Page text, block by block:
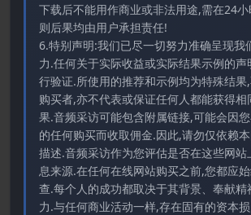
下载后不能用作商业或非法用途,需在24
则后果均由用户承担责任!
6.特别声明:我们已尽一切努力准确呈现我
力.任何关于实际收益或实际结果示例的
行验证.所使用的推荐和示例均为特殊结果
购买者,亦不代表或保证任何人都能获得
果.音频采访可能包含附属链接,可能会因
的任何购买而收取佣金.因此,请勿仅依赖
描述.音频采访作为您评估是否在这些网
息来源.在任何在线网站购买之前,您都应
查.每个人的成功都取决于其背景、奉献精
力.与任何商业活动一样,存在固有的资本